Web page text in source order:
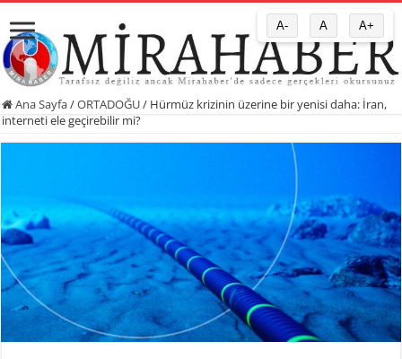
Ana Sayfa/ORTADOĞU/ Hürmüz krizinin üzerine bir yenisi daha: İran,
interneti ele geçirebilir mi?
A- A A+